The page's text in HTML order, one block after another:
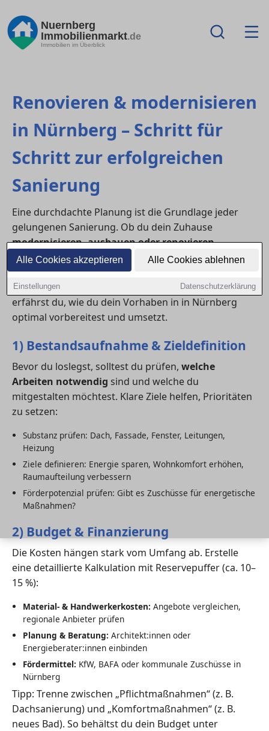
Alle Cookies akzeptieren Alle Cookies ablehnen
Einstellungen Datenschutzerklärung
Nuernberg
Immobilienmarkt.de
Immobilien im Überblick
Renovieren & modernisieren
in Nürnberg – Schritt für
Schritt zur erfolgreichen
Sanierung
Eine durchdachte Planung ist die Grundlage jeder
gelungenen Sanierung. Ob du dein Zuhause
modernisieren, ausbauen oder renovieren
möchtest – mit klarer Struktur, realistischer
Budgetplanung und professioneller Umsetzung
gelingt dein Projekt stressfrei und nachhaltig. Hier
erfährst du, wie du dein Vorhaben in in Nürnberg
optimal vorbereitest und umsetzt.
1) Bestandsaufnahme & Zieldefinition
Bevor du loslegst, solltest du prüfen, welche
Arbeiten notwendig sind und welche du
mitgestalten möchtest. Klare Ziele helfen, Prioritäten
zu setzen:
Substanz prüfen: Dach, Fassade, Fenster, Leitungen,
Heizung
Ziele definieren: Energie sparen, Wohnkomfort erhöhen,
Raumaufteilung verbessern
Förderpotenzial prüfen: Gibt es Zuschüsse für energetische
Maßnahmen?
2) Budget & Finanzierung
Die Kosten hängen stark vom Umfang ab. Erstelle
eine detaillierte Kalkulation mit Reservepuffer (ca. 10–
15 %):
Material- & Handwerkerkosten: Angebote vergleichen,
regionale Anbieter prüfen
Planung & Beratung: Architekt:innen oder
Energieberater:innen einbinden
Fördermittel: KfW, BAFA oder kommunale Zuschüsse in
Nürnberg
Tipp: Trenne zwischen „Pflichtmaßnahmen“ (z. B.
Dachsanierung) und „Komfortmaßnahmen“ (z. B.
neues Bad). So behältst du dein Budget unter